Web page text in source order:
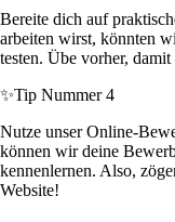
Bereite dich auf
arbeiten wirst, könnten
testen. Übe vorher,
✨Tip Nummer 4
Nutze unser Online-
können wir deine
kennenlernen. Also,
Website!